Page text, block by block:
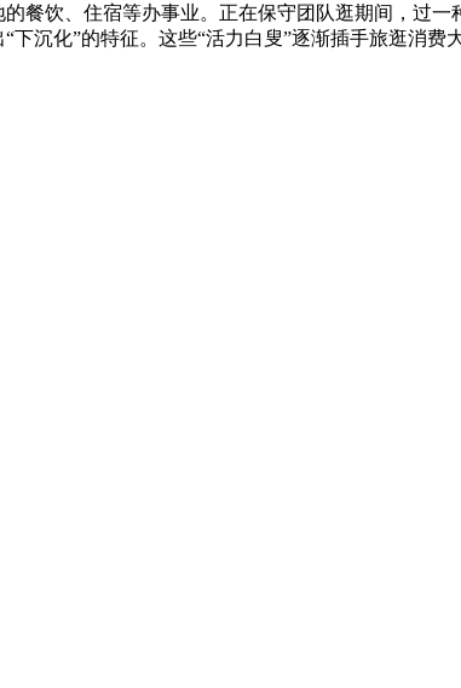
餐饮、住宿等办事业。正在保守团队逛期间，过
沉化”的特征。这些“活力白叟”逐渐插手旅逛消费